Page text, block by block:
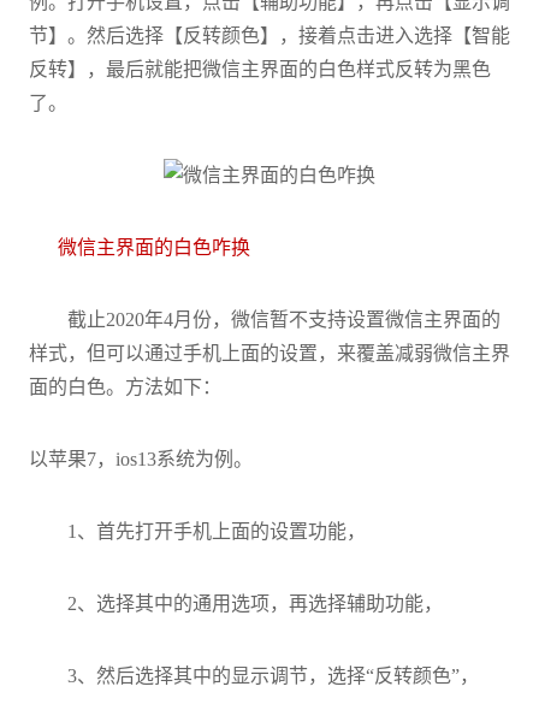
节】。然后选择【反转颜色】，接着点击进入选择【智能
反转】，最后就能把微信主界面的白色样式反转为黑色
了。
微信主界面的白色咋换
截止2020年4月份，微信暂不支持设置微信主界面的
样式，但可以通过手机上面的设置，来覆盖减弱微信主界
面的白色。方法如下：
以苹果7，ios13系统为例。
1、首先打开手机上面的设置功能，
2、选择其中的通用选项，再选择辅助功能，
3、然后选择其中的显示调节，选择“反转颜色”，